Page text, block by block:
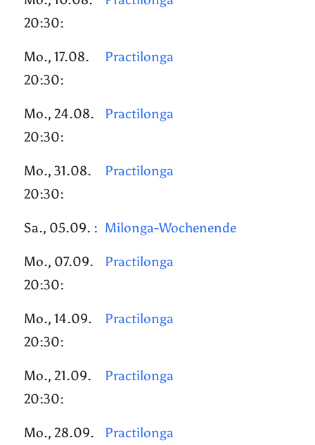
20:30:
Mo., 17.08.
20:30:
Practilonga
Mo., 24.08.
20:30:
Practilonga
Mo., 31.08.
20:30:
Practilonga
Sa., 05.09. : Milonga-Wochenende
Mo., 07.09.
20:30:
Practilonga
Mo., 14.09.
20:30:
Practilonga
Mo., 21.09.
20:30:
Practilonga
Mo., 28.09.
Practilonga